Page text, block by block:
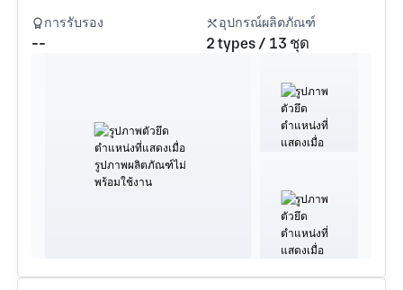
การรับรอง
--
อุปกรณ์ผลิตภัณฑ์
2 types / 13 ชุด